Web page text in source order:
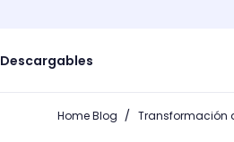
Descargables
Home Blog / Transformación